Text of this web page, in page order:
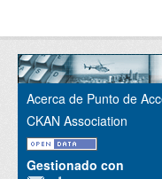
Acerca de Punto de
CKAN Association
Gestionado con